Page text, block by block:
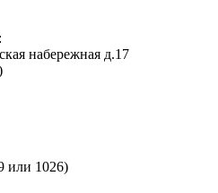
набережная д.17
или 1026)